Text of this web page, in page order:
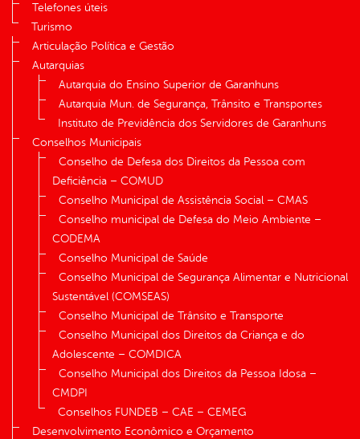
Telefones úteis
Turismo
Articulação Política e Gestão
Autarquias
Autarquia do Ensino Superior de Garanhuns
Autarquia Mun. de Segurança, Trânsito e Transportes
Instituto de Previdência dos Servidores de Garanhuns
Conselhos Municipais
Conselho de Defesa dos Direitos da Pessoa com
Deficiência – COMUD
Conselho Municipal de Assistência Social – CMAS
Conselho municipal de Defesa do Meio Ambiente –
CODEMA
Conselho Municipal de Saúde
Conselho Municipal de Segurança Alimentar e Nutricional
Sustentável (COMSEAS)
Conselho Municipal de Trânsito e Transporte
Conselho Municipal dos Direitos da Criança e do
Adolescente – COMDICA
Conselho Municipal dos Direitos da Pessoa Idosa –
CMDPI
Conselhos FUNDEB – CAE – CEMEG
Desenvolvimento Econômico e Orçamento